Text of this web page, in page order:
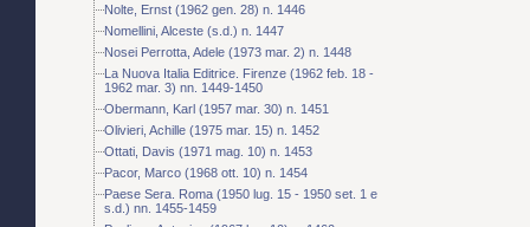
Nolte, Ernst (1962 gen. 28) n. 1446
Nomellini, Alceste (s.d.) n. 1447
Nosei Perrotta, Adele (1973 mar. 2) n. 1448
La Nuova Italia Editrice. Firenze (1962 feb. 18 -
1962 mar. 3) nn. 1449-1450
Obermann, Karl (1957 mar. 30) n. 1451
Olivieri, Achille (1975 mar. 15) n. 1452
Ottati, Davis (1971 mag. 10) n. 1453
Pacor, Marco (1968 ott. 10) n. 1454
Paese Sera. Roma (1950 lug. 15 - 1950 set. 1 e
s.d.) nn. 1455-1459